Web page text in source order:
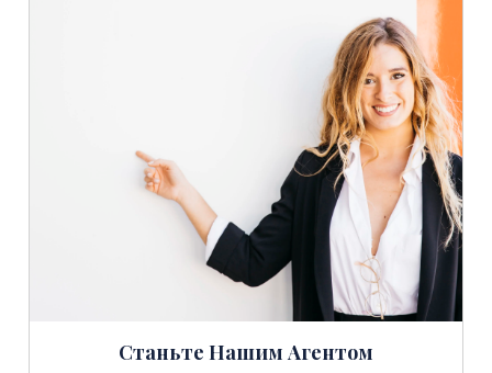
Станьте Нашим Агентом